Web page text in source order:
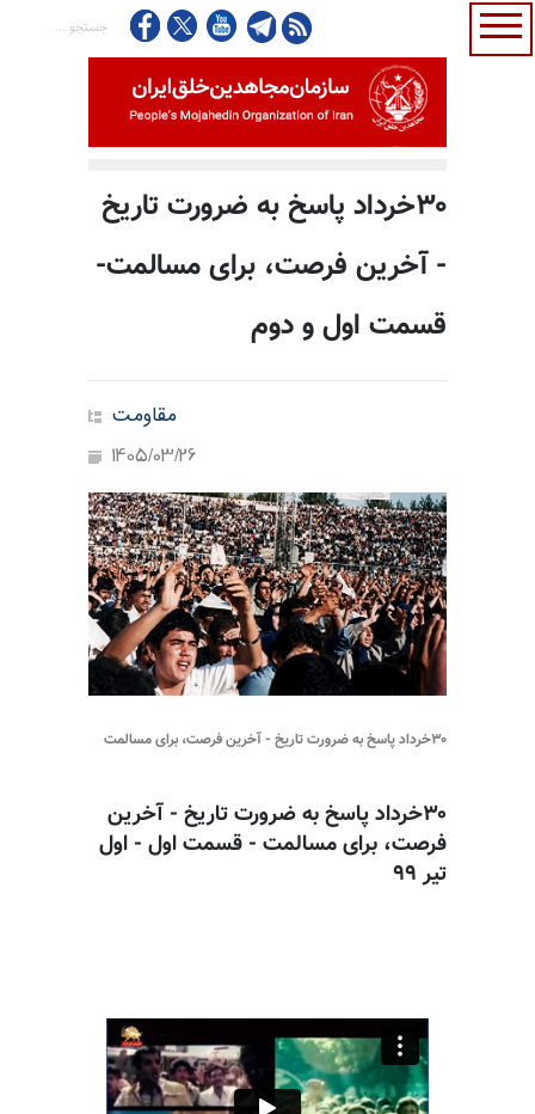
۳۰خرداد پاسخ به ضرورت تاریخ
- آخرین فرصت، برای مسالمت-
قسمت اول و دوم
مقاومت
1405/03/26
۳۰خرداد پاسخ به ضرورت تاریخ - آخرین فرصت، برای مسالمت
۳۰خرداد پاسخ به ضرورت تاریخ - آخرین
فرصت، برای مسالمت - قسمت اول - اول
تیر ۹۹